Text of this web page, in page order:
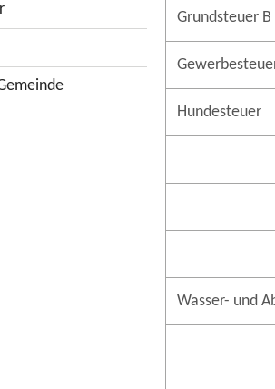
Grundsteuer B
Hundesteuer
Wasser- und